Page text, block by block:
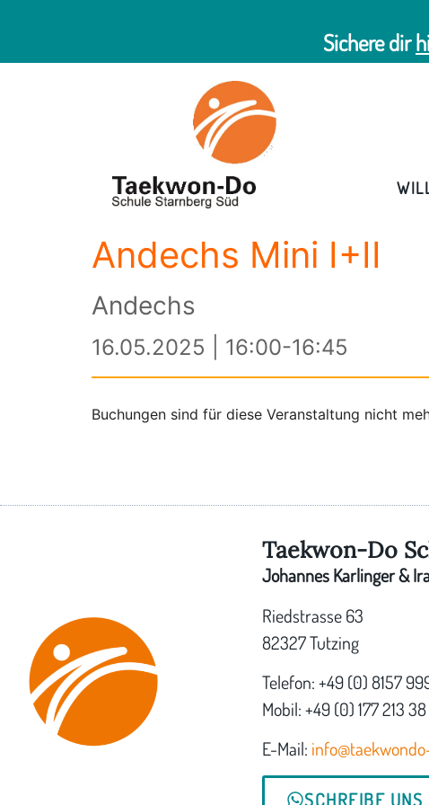
Sichere dir
Andechs Mini I+II
Andechs
16.05.2025 | 16:00-16:45
Buchungen sind für diese Veranstaltung nicht
Taekwon-Do
Johannes Karlinger &
Riedstrasse 63
82327 Tutzing
Telefon: +49 (0) 8157
Mobil: +49 (0) 177 213
E-Mail:
SCHREIBE